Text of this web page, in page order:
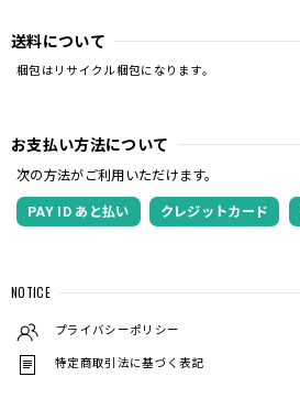
送料について
梱包はリサイクル梱包になります。
お支払い方法について
次の方法がご利用いただけます。
PAY ID あと払い クレジットカード
NOTICE
プライバシーポリシー
特定商取引法に基づく表記